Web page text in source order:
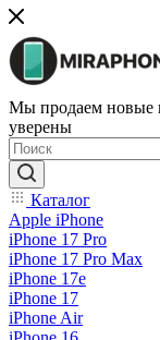
Мы продаем новые
уверены
Каталог
Apple iPhone
iPhone 17 Pro
iPhone 17 Pro Max
iPhone 17e
iPhone 17
iPhone Air